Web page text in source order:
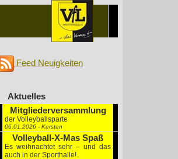
Feed Neuigkeiten
Aktuelles
Mitgliederversammlung
der Volleyballsparte
06.01.2026 - Kersten
Volleyball-X-Mas Spaß
Es weihnachtet sehr – und das
auch in der Sporthalle!